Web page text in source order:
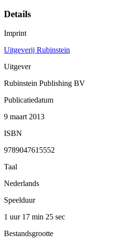
Details
Imprint
Uitgeverij Rubinstein
Uitgever
Rubinstein Publishing BV
Publicatiedatum
9 maart 2013
ISBN
9789047615552
Taal
Nederlands
Speelduur
1 uur 17 min 25 sec
Bestandsgrootte